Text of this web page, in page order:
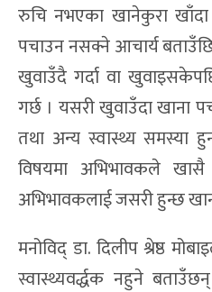
रुचि नभएका खानेकुरा
पचाउन नसक्ने आचार्य
खुवाउँदै गर्दा वा
गर्छ । यसरी खुवाउँदा
तथा अन्य स्वास्थ्य समस्या
विषयमा अभिभावकले
अभिभावकलाई जसरी हुन्छ
मनोविद् डा. दिलीप श्रेष्ठ
स्वास्थ्यवर्द्धक नहुने